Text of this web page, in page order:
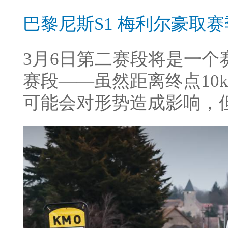
巴黎尼斯S1 梅利尔豪取
3月6日第二赛段将是一个
赛段——虽然距离终点
可能会对形势造成影响，